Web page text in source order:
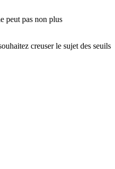
peut pas non plus
creuser le sujet des seuils